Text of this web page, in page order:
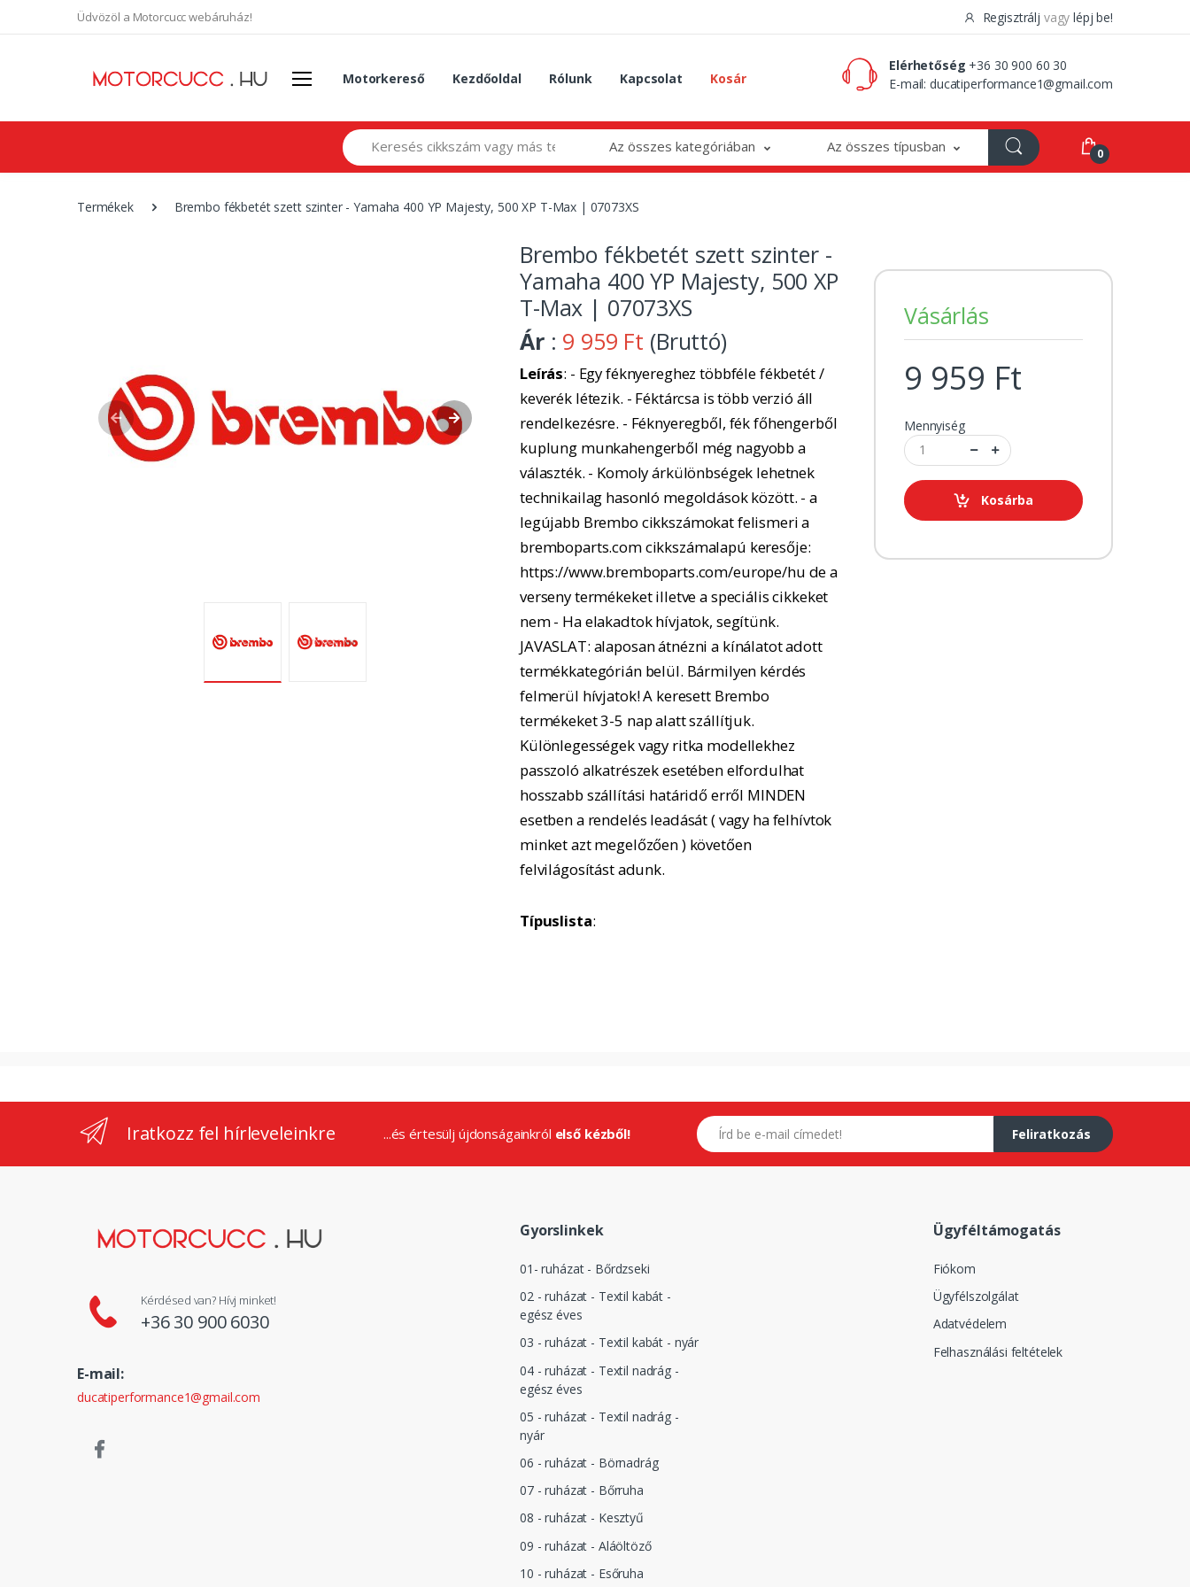
Üdvözöl a Motorcucc webáruház! Regisztrálj vagy lépj be!
Motorkereső Kezdőoldal Rólunk Kapcsolat Kosár
Elérhetőség +36 30 900 60 30
E-mail:ducatiperformance1@gmail.com
Search Az összes kategóriában Az összes típusban 0
Termékek Brembo fékbetét szett szinter - Yamaha 400 YP Majesty, 500 XP T-Max | 07073XS
Brembo fékbetét szett szinter -
Yamaha 400 YP Majesty, 500 XP
T-Max | 07073XS
Ár : 9 959 Ft (Bruttó)
Leírás: - Egy féknyereghez többféle fékbetét /
keverék létezik. - Féktárcsa is több verzió áll
rendelkezésre. - Féknyeregből, fék főhengerből
kuplung munkahengerből még nagyobb a
választék. - Komoly árkülönbségek lehetnek
technikailag hasonló megoldások között. - a
legújabb Brembo cikkszámokat felismeri a
bremboparts.com cikkszámalapú keresője:
https://www.bremboparts.com/europe/hu de a
verseny termékeket illetve a speciális cikkeket
nem - Ha elakadtok hívjatok, segítünk.
JAVASLAT: alaposan átnézni a kínálatot adott
termékkategórián belül. Bármilyen kérdés
felmerül hívjatok! A keresett Brembo
termékeket 3-5 nap alatt szállítjuk.
Különlegességek vagy ritka modellekhez
passzoló alkatrészek esetében elfordulhat
hosszabb szállítási határidő erről MINDEN
esetben a rendelés leadását ( vagy ha felhívtok
minket azt megelőzően ) követően
felvilágosítást adunk.
Típuslista:
Vásárlás
9 959 Ft
Mennyiség
Kosárba
Iratkozz fel hírleveleinkre ...és értesülj újdonságainkról első kézből!
E-mail címed
Feliratkozás
Kérdésed van? Hívj minket!
+36 30 900 6030
E-mail:
ducatiperformance1@gmail.com
Gyorslinkek
01- ruházat - Bőrdzseki
02 - ruházat - Textil kabát -
egész éves
03 - ruházat - Textil kabát - nyár
04 - ruházat - Textil nadrág -
egész éves
05 - ruházat - Textil nadrág -
nyár
06 - ruházat - Börnadrág
07 - ruházat - Bőrruha
08 - ruházat - Kesztyű
09 - ruházat - Aláöltöző
10 - ruházat - Esőruha
Ügyféltámogatás
Fiókom
Ügyfélszolgálat
Adatvédelem
Felhasználási feltételek